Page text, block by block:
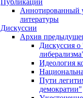
Публикации
Аннотированный
литературы
Дискуссии
Архив
Дискуссия о
Идеология
Пути
демократии"